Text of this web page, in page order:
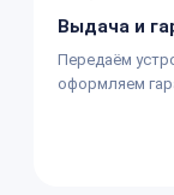
Выдача и
Передаём
оформляем